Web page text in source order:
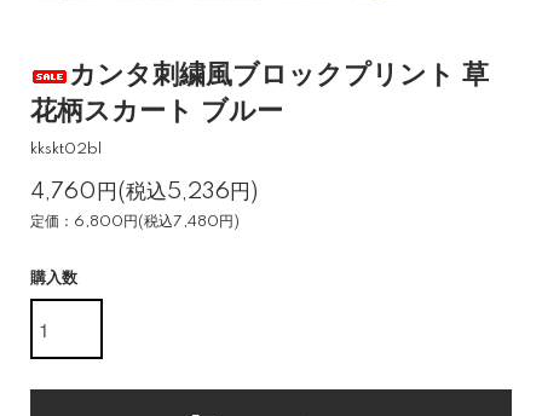
カンタ刺繍風ブロックプリント 草
花柄スカート ブルー
kkskt02bl
4,760円(税込5,236円)
定価：6,800円(税込7,480円)
購入数